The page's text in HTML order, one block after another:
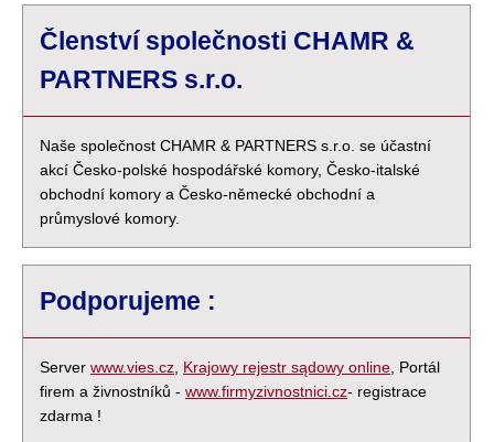
Členství společnosti CHAMR &
PARTNERS s.r.o.
Naše společnost CHAMR & PARTNERS s.r.o. se účastní
akcí Česko-polské hospodářské komory, Česko-italské
obchodní komory a Česko-německé obchodní a
průmyslové komory.
Podporujeme :
Server www.vies.cz Krajowy rejestr sądowy online , Portál
firem a živnostníků - www.firmyzivnostnici.cz- registrace
zdarma !